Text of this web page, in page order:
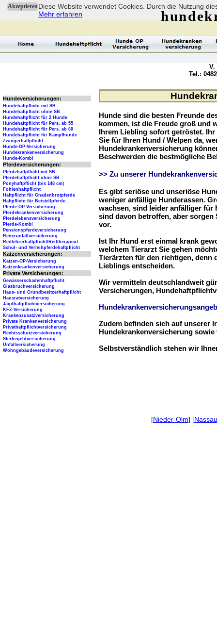
AkzeptierenDiese Website verwendet Cookies. Durch die Nutzung
Mehr erfahren
Hunde sind die besten Freunde
kommen, ist die Freude groß und
Ihrem Liebling sofort getröstet.
Sie für Ihren Hund / Welpen da,
Hundekrankenversicherung
Beschwerden die bestmögliche
>> Zu unserer
Es gibt seriöse und unseriöse
weniger anfällige Hunderassen.
wachsen, sind leider anfälliger für
sind davon betroffen, aber sorgen
vor.
Ist Ihr Hund erst einmal krank
welchem Tierarzt Sie gehen
Tierärzten für den richtigen, denn
Lieblings entscheiden.
Wir vermitteln deutschlandweit
Versicherungen,
Zudem befinden sich auf unserer
Hundekrankenversicherung
Selbstverständlich stehen wir
Hundeversicherungen:
Hundehaftpflicht mit SB
Hundehaftpflicht ohne SB
Hundehaftpflicht für 2 Hunde
Hundehaftpflicht für Pers. ab 55
Hundehaftpflicht für Pers. ab 60
Hundehaftpflicht für Kampfhunde
Zwingerhaftpflicht
Hunde-OP-Versicherung
Hundekrankenversicherung
Hunde-Kombi
Pferdeversicherungen:
Pferdehaftpflicht mit SB
Pferdehaftpflicht ohne SB
Ponyhaftpflicht (bis 148 cm)
Fohlenhaftpflicht
Haftpflicht für Gnadenbrotpferde
Haftpflicht für Beistellpferde
Pferde-OP-Versicherung
Pferdekrankenversicherung
Pferdelebensversicherung
Pferde-Kombi
Pensionspferdeversicherung
Reiterunfallversicherung
Reitlehrerhaftpflicht/Reittherapeut
Schul- und Verleihpferdehaftpflicht
Katzenversicherungen:
Katzen-OP-Versicherung
Katzenkrankenversicherung
Private Versicherungen:
Gewässerschadenhaftpflicht
Glasbruchversicherung
Haus- und Grundbesitzerhaftpflicht
Hausratversicherung
Jagdhaftpflichtversicherung
KFZ-Versicherung
Krankenzusatzversicherung
Private Krankenversicherung
Privathaftpflichtversicherung
Rechtsschutzversicherung
Sterbegeldversicherung
Unfallversicherung
Wohngebäudeversicherung
V.
Tel.:
[Nieder-Olm] [Nassau